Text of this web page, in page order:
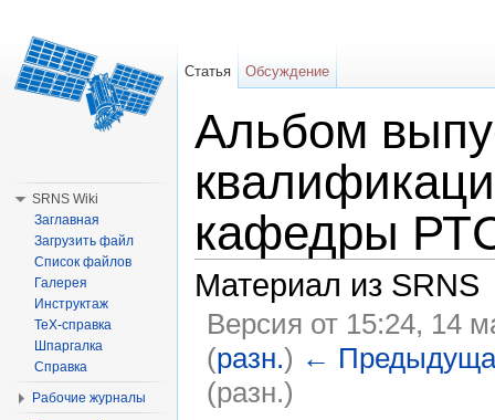
Альбом
кафедры
Материал из SRNS
Версия от 15:24, 14
(разн.) ←
(разн.)
Статья Обсуждение
SRNS Wiki
Заглавная
Загрузить файл
Список файлов
Галерея
Инструктаж
TeX-справка
Шпаргалка
Справка
Рабочие журналы